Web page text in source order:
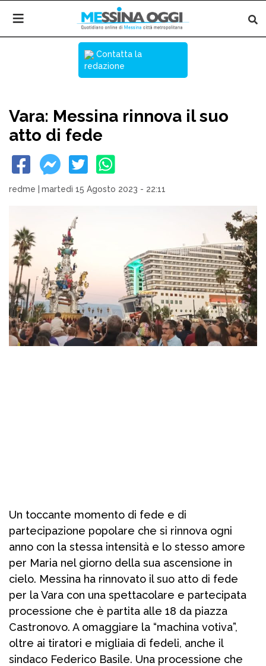
Contatta la
redazione
Vara: Messina rinnova il suo
atto di fede
redme martedì 15 Agosto 2023 - 22:11
Un toccante momento di fede e di
partecipazione popolare che si rinnova ogni
anno con la stessa intensità e lo stesso amore
per Maria nel giorno della sua ascensione in
cielo. Messina ha rinnovato il suo atto di fede
per la Vara con una spettacolare e partecipata
processione che è partita alle 18 da piazza
Castronovo. A omaggiare la “machina votiva”,
oltre ai tiratori e migliaia di fedeli, anche il
sindaco Federico Basile. Una processione che